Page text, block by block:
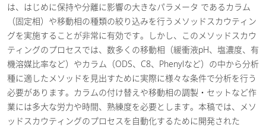
は、はじめに保持や分離に影響の大きなパラメータ であるカラム
（固定相）や移動相の種類の絞り込みを行うメソッドスカウティン
グを実施することが非常に有効です。しかし、このメソッドスカウ
ティングのプロセスでは、数多くの移動相（緩衝液pH、塩濃度、有
機溶媒比率など）やカラム（ODS、C8、Phenylなど）の中から分析
種に適したメソッドを見出すために実際に様々な条件で分析を行う
必要があります。カラムの付け替えや移動相の調製・セットなど作
業には多大な労力や時間、熟練度を必要とします。本稿では、メソ
ッドスカウティングのプロセスを自動化するために開発された